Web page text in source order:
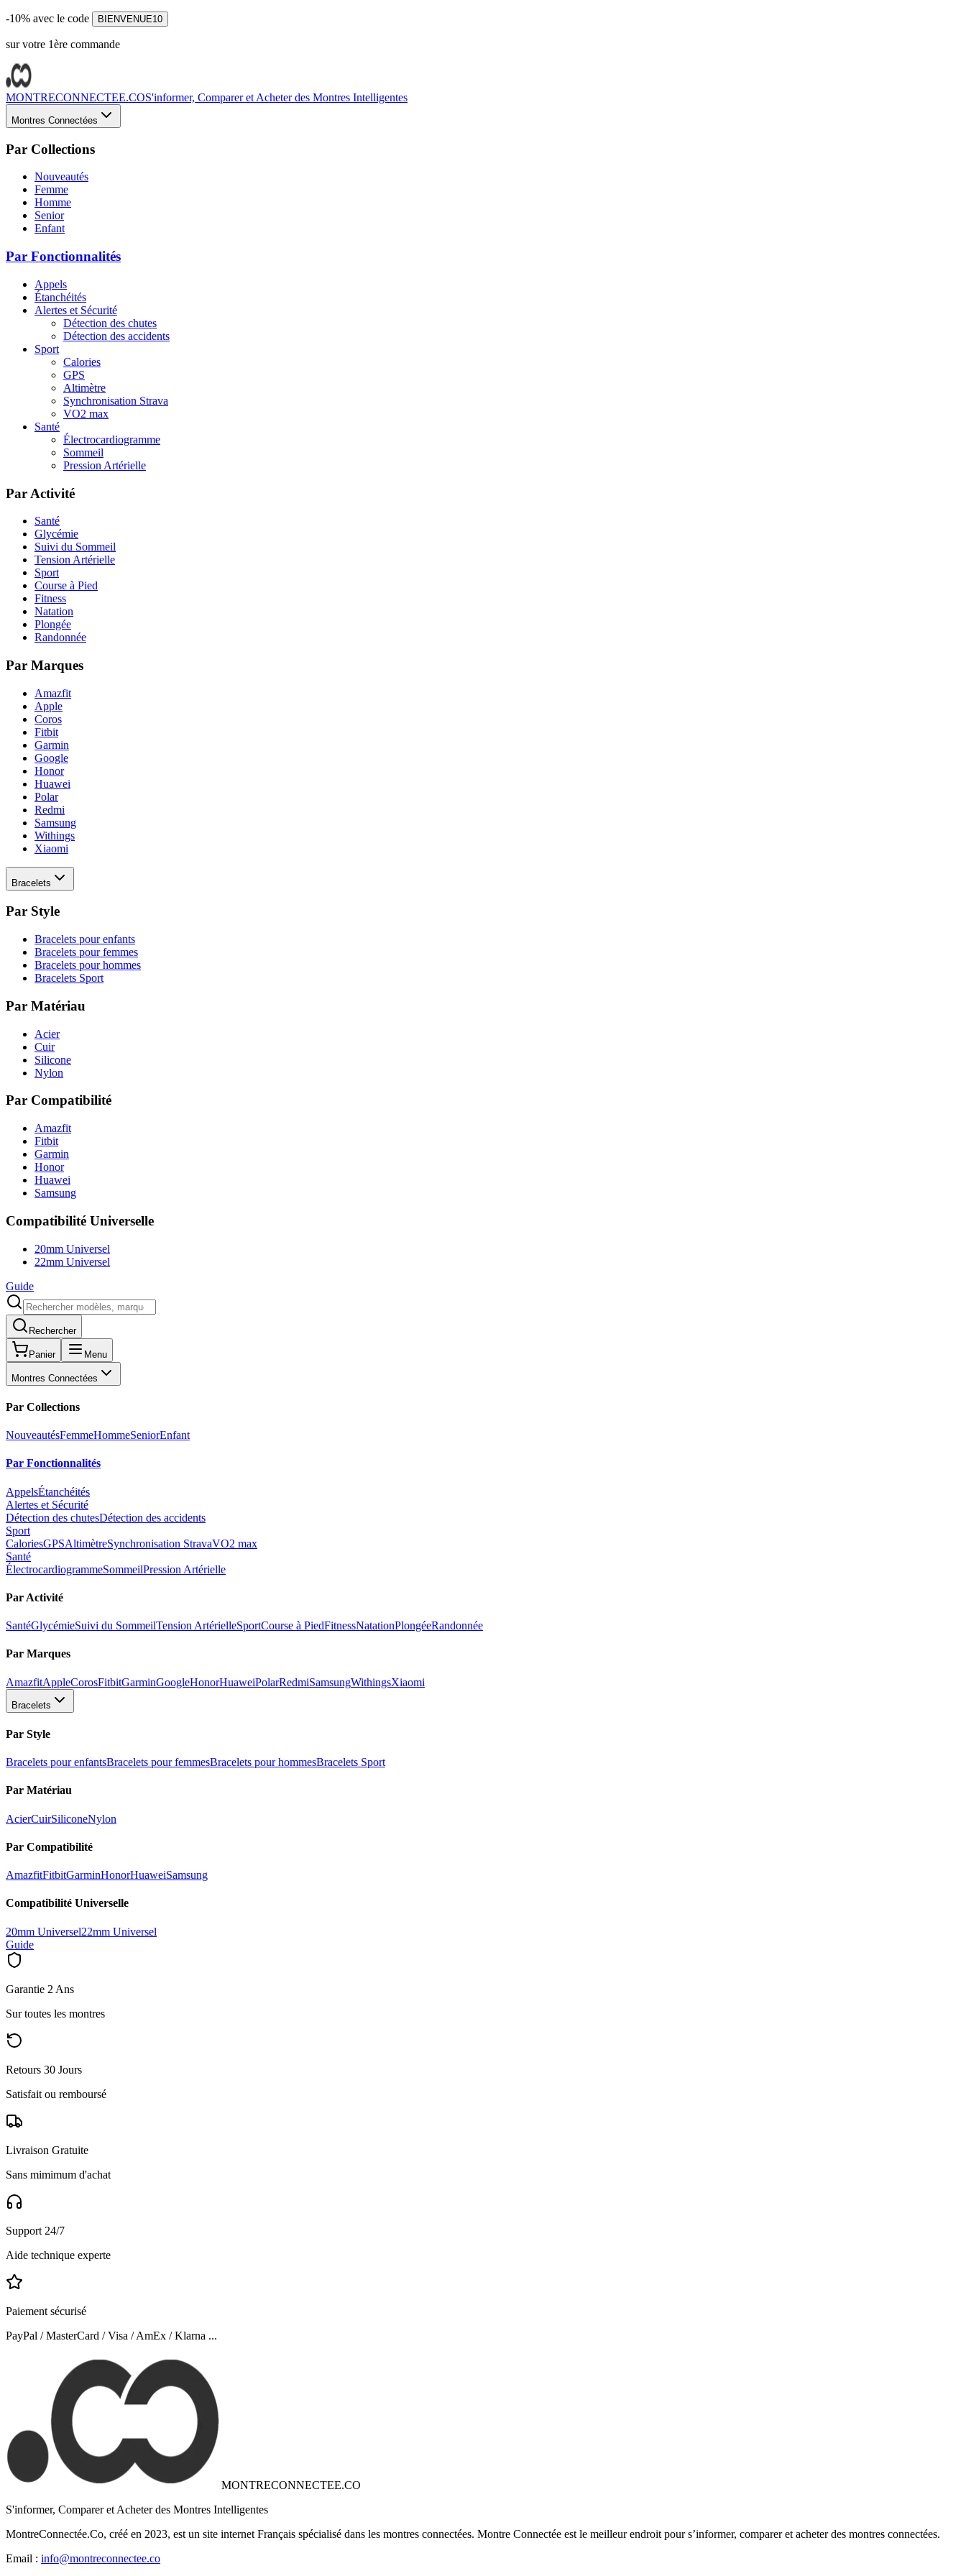
-10% avec le code BIENVENUE10
sur votre 1ère commande
MONTRECONNECTEE.COS'informer, Comparer et Acheter des Montres Intelligentes
Montres Connectées
Par Collections
Nouveautés
Femme
Homme
Senior
Enfant
Par Fonctionnalités
Appels
Étanchéités
Alertes et Sécurité
Détection des chutes
Détection des accidents
Sport
Calories
GPS
Altimètre
Synchronisation Strava
VO2 max
Santé
Électrocardiogramme
Sommeil
Pression Artérielle
Par Activité
Santé
Glycémie
Suivi du Sommeil
Tension Artérielle
Sport
Course à Pied
Fitness
Natation
Plongée
Randonnée
Par Marques
Amazfit
Apple
Coros
Fitbit
Garmin
Google
Honor
Huawei
Polar
Redmi
Samsung
Withings
Xiaomi
Bracelets
Par Style
Bracelets pour enfants
Bracelets pour femmes
Bracelets pour hommes
Bracelets Sport
Par Matériau
Acier
Cuir
Silicone
Nylon
Par Compatibilité
Amazfit
Fitbit
Garmin
Honor
Huawei
Samsung
Compatibilité Universelle
20mm Universel
22mm Universel
Guide
Rechercher
Panier Menu
Montres Connectées
Par Collections
NouveautésFemmeHommeSeniorEnfant
Par Fonctionnalités
AppelsÉtanchéités
Alertes et Sécurité
Détection des chutesDétection des accidents
Sport
CaloriesGPSAltimètreSynchronisation StravaVO2 max
Santé
ÉlectrocardiogrammeSommeilPression Artérielle
Par Activité
SantéGlycémieSuivi du SommeilTension ArtérielleSportCourse à PiedFitnessNatationPlongéeRandonnée
Par Marques
AmazfitAppleCorosFitbitGarminGoogleHonorHuaweiPolarRedmiSamsungWithingsXiaomi
Bracelets
Par Style
Bracelets pour enfantsBracelets pour femmesBracelets pour hommesBracelets Sport
Par Matériau
AcierCuirSiliconeNylon
Par Compatibilité
AmazfitFitbitGarminHonorHuaweiSamsung
Compatibilité Universelle
20mm Universel22mm Universel
Guide
Garantie 2 Ans
Sur toutes les montres
Retours 30 Jours
Satisfait ou remboursé
Livraison Gratuite
Sans mimimum d'achat
Support 24/7
Aide technique experte
Paiement sécurisé
PayPal / MasterCard / Visa / AmEx / Klarna ...
MONTRECONNECTEE.CO
S'informer, Comparer et Acheter des Montres Intelligentes
MontreConnectée.Co, créé en 2023, est un site internet Français spécialisé dans les montres connectées. Montre Connectée est le meilleur endroit pour s’informer, comparer et acheter des montres connectées.
Email : info@montreconnectee.co